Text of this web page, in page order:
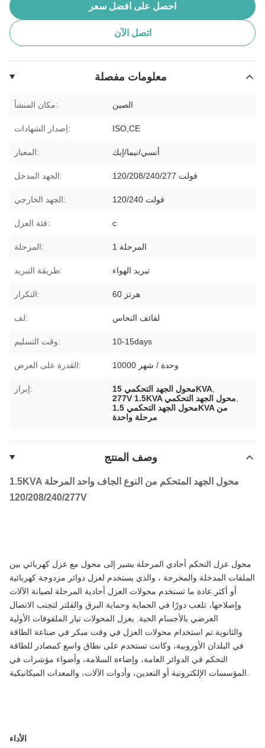
احصل على افضل سعر
اتصل الآن
معلومات مفصلة
مكان المنشأ: الصين
إصدار الشهادات: ISO,CE
المعيار: أنسي/نيما/إيك
الجهد المدخل: 120/208/240/277 فولت
الجهد الخارجي: 120/240 فولت
فئة العزل: c
المرحلة: 1 المرحلة
طريقة التبريد: تبريد الهواء
التكرار: 60 هرتز
لف: لفائف النحاس
وقت التسليم: 10-15days
القدرة على العرض: 10000 وحدة / شهر
إبراز: 1محول الجهد التحكمي 5KVA
277V 1.5KVA محول الجهد التحكمي
محول الجهد التحكمي 1.5KVA من
مرحلة واحدة
وصف المنتج
1.5KVA محول الجهد المتحكم من النوع الجاف واحد المرحلة
120/208/240/277V
محول عزل التحكم أحادي المرحلة يشير إلى محول مع عزل كهربائي بين
الملفات المدخلة والمخرجة ، والذي يستخدم لعزل دوائر مزدوجة كهربائية
أو أكثر.عادة ما تستخدم محولات العزل أحادية المرحلة لصيانة الآلات
وإصلاحها، تلعب دورًا في الحماية وحماية البرق والفلتر لتجنب الاتصال
العرضي بالأجسام الحية. يعزل المحولات تيار الملفوفات الأولية
والثانوية.تم استخدام محولات العزل في وقت مبكر في صناعة الطاقة
في البلدان الأوروبية، وكانت تستخدم على نطاق واسع كمصادر للطاقة
التحكم في الدوائر العامة، وإضاءة السلامة، وأضواء مؤشرات في
الأداء